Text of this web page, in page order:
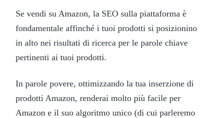
Se vendi su Amazon, la SEO sulla piattaforma è
fondamentale affinché i tuoi prodotti si posizionino
in alto nei risultati di ricerca per le parole chiave
pertinenti ai tuoi prodotti.
In parole povere, ottimizzando la tua inserzione di
prodotti Amazon, renderai molto più facile per
Amazon e il suo algoritmo unico (di cui parleremo